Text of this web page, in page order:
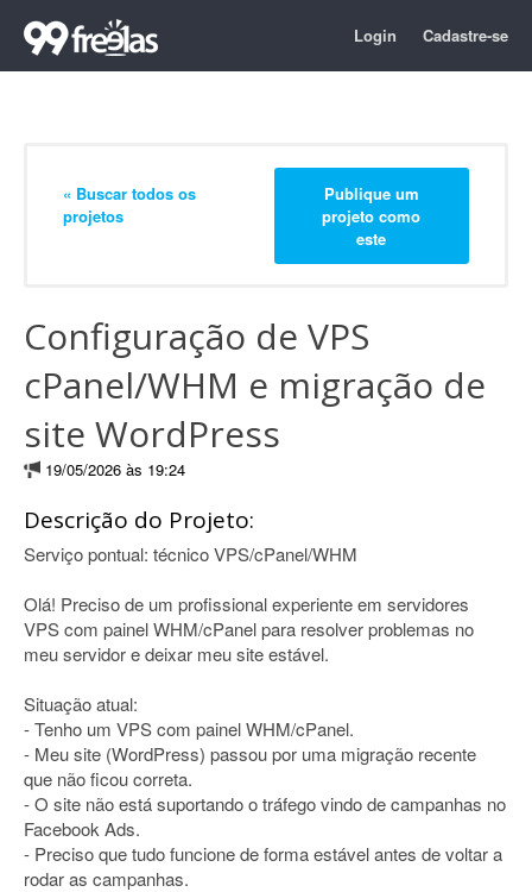
Login Cadastre-se
« Buscar todos os
projetos
Publique um
projeto como
este
Configuração de VPS
cPanel/WHM e migração de
site WordPress
19/05/2026 às 19:24
Descrição do Projeto:
Serviço pontual: técnico VPS/cPanel/WHM
Olá! Preciso de um profissional experiente em servidores
VPS com painel WHM/cPanel para resolver problemas no
meu servidor e deixar meu site estável.
Situação atual:
- Tenho um VPS com painel WHM/cPanel.
- Meu site (WordPress) passou por uma migração recente
que não ficou correta.
- O site não está suportando o tráfego vindo de campanhas no
Facebook Ads.
- Preciso que tudo funcione de forma estável antes de voltar a
rodar as campanhas.